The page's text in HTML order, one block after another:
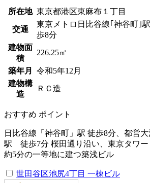
所在地 東京都港区東麻布１丁目
交通
東京メトロ日比谷線｢神谷町｣
歩8分
建物面
積
226.25㎡
築年月
令和5年12 月
建物構
造
ＲＣ造
おすすめ ポイント
日比谷線「神谷町」駅 徒歩8分、都営大
駅 徒歩7分 桜田通り沿い、東京タワー
約5分の一等地に建つ築浅ビル
世田谷区池尻4丁目 一棟ビル